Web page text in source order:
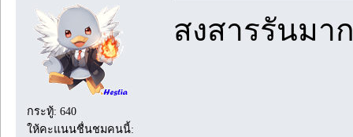
กระทู้: 640
ให้คะแนนชื่นชมคนนี้:
สงสารรันมา